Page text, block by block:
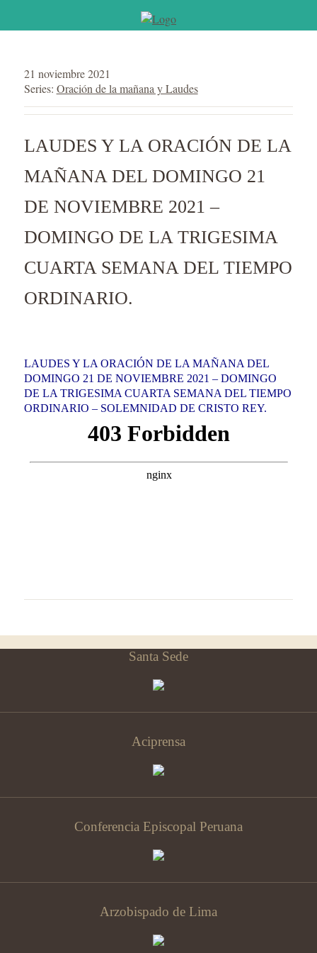
21 noviembre 2021
Series: Oración de la mañana y Laudes
LAUDES Y LA ORACIÓN DE LA
MAÑANA DEL DOMINGO 21
DE NOVIEMBRE 2021 –
DOMINGO DE LA TRIGESIMA
CUARTA SEMANA DEL TIEMPO
ORDINARIO.
LAUDES Y LA ORACIÓN DE LA MAÑANA DEL
DOMINGO 21 DE NOVIEMBRE 2021 – DOMINGO
DE LA TRIGESIMA CUARTA SEMANA DEL TIEMPO
ORDINARIO – SOLEMNIDAD DE CRISTO REY.
Santa Sede
Aciprensa
Conferencia Episcopal Peruana
Arzobispado de Lima